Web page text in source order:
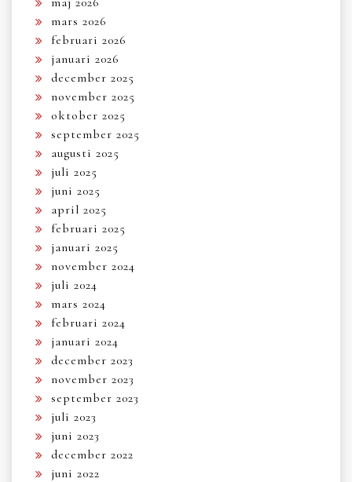
mars 2026
februari 2026
januari 2026
december 2025
november 2025
oktober 2025
september 2025
augusti 2025
juli 2025
juni 2025
april 2025
februari 2025
januari 2025
november 2024
juli 2024
mars 2024
februari 2024
januari 2024
december 2023
november 2023
september 2023
juli 2023
juni 2023
december 2022
juni 2022